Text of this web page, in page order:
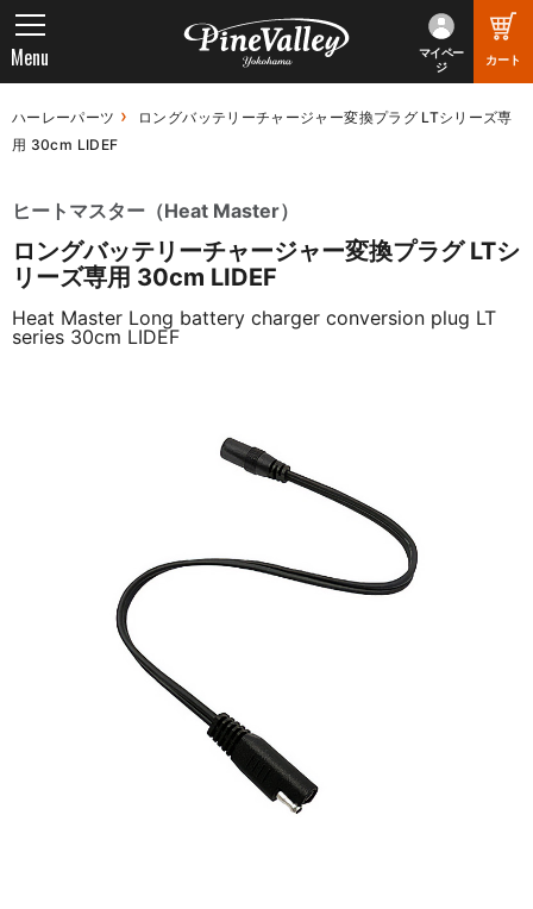
マイペー
ジ
カート
Menu
ハーレーパーツ
ロングバッテリーチャージャー変換プラグ LTシリーズ専
用 30cm LIDEF
ヒートマスター（Heat Master）
ロングバッテリーチャージャー変換プラグ LTシ
リーズ専用 30cm LIDEF
Heat Master Long battery charger conversion plug LT
series 30cm LIDEF